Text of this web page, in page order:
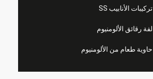
تركيبات الأنابيب SS
لفة رقائق الألومنيوم
حاوية طعام من الألومنيوم